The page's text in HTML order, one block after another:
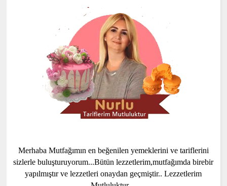
Merhaba Mutfağımın en beğenilen yemeklerini ve tariflerini
sizlerle buluşturuyorum...Bütün lezzetlerim,mutfağımda birebir
yapılmıştır ve lezzetleri onaydan geçmiştir.. Lezzetlerim